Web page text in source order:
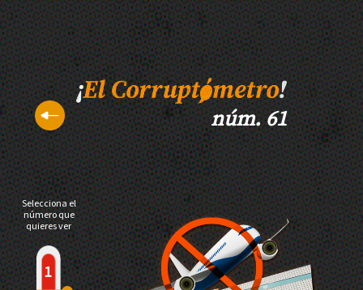
núm. 61
Selecciona el
número que
quieres ver